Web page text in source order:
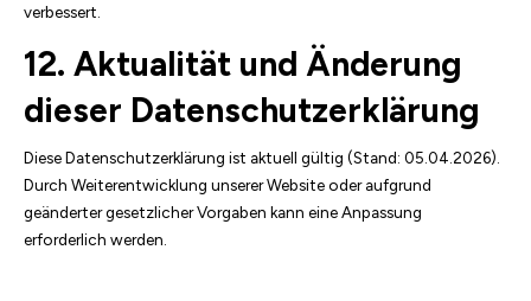
verbessert.
12. Aktualität und Änderung
dieser Datenschutzerklärung
Diese Datenschutzerklärung ist aktuell gültig (Stand: 05.04.2026).
Durch Weiterentwicklung unserer Website oder aufgrund
geänderter gesetzlicher Vorgaben kann eine Anpassung
erforderlich werden.